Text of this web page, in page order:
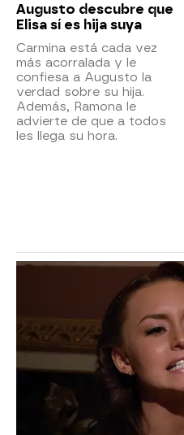
Augusto descubre que
Elisa sí es hija suya
Carmina está cada vez
más acorralada y le
confiesa a Augusto la
verdad sobre su hija.
Además, Ramona le
advierte de que a todos
les llega su hora.